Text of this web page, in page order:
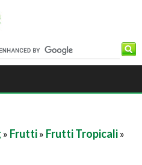
» Frutti» Frutti Tropicali»